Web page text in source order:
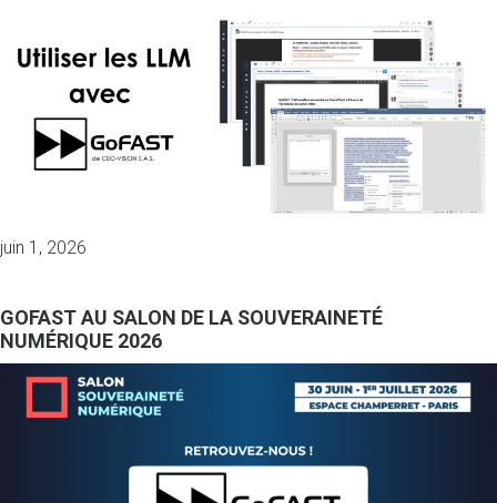
juin 1, 2026
GOFAST AU SALON DE LA SOUVERAINETÉ
NUMÉRIQUE 2026